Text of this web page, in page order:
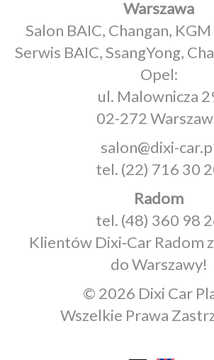
Warszawa
Salon BAIC, Changan, KGM
Serwis BAIC, SsangYong,
Opel:
ul. Malownicza
02-272
salon@dixi-
tel. (22) 716 30
Radom
tel. (48) 360 98
Klientów Dixi‑Car Radom
do Warszawy!
© 2026 Dixi Car
Wszelkie Prawa